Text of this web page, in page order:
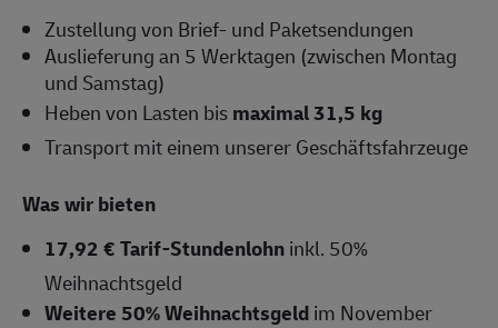
Zustellung von Brief- und Paketsendungen
Auslieferung an 5 Werktagen (zwischen Montag
und Samstag)
Heben von Lasten bismaximal 31,5 kg
Transport mit einem unserer Geschäftsfahrzeuge
Was wir bieten
17,92 € Tarif-Stundenlohninkl. 50%
Weihnachtsgeld
Weitere 50% Weihnachtsgeldim November